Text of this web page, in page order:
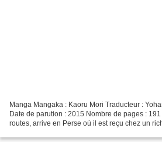
Manga Mangaka : Kaoru Mori Traducteur :
Date de parution : 2015 Nombre de pages :
routes, arrive en Perse où il est reçu chez un